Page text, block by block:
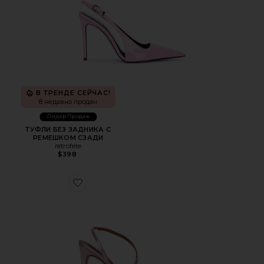
В ТРЕНДЕ СЕЙЧАС!
8 недавно продан
Лидер Продаж
ТУФЛИ БЕЗ ЗАДНИКА С
РЕМЕШКОМ СЗАДИ
retrofete
$398
Favorite САНДАЛИИ NAOMI